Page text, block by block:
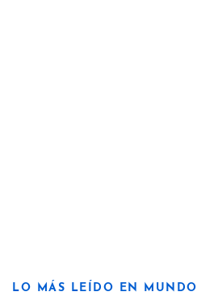
LO MÁS LEÍDO EN MUNDO